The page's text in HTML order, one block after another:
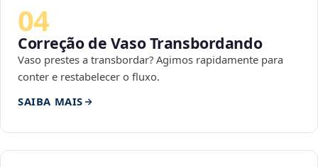
04
Correção de Vaso Transbordando
Vaso prestes a transbordar? Agimos rapidamente para
conter e restabelecer o fluxo.
SAIBA MAIS